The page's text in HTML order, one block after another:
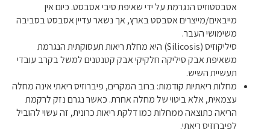
אסבסטוזיס הנגרמת על ידי שאיפת סיבי אסבסט. כיום אין
מייבאים/מייצרים אסבסט בארץ, אך נשאר עדיין אסבסט בסביבה
משימושי העבר.
סיליקוזיס (Silicosis) היא מחלת ריאות תעסוקתית הנגרמת
משאיפת אבק סיליקה חלקיקי אבק קטנטנים למשל בקרב עובדי
תעשיית השיש.
מחלות ריאתיות קודמות: ברוב המקרים, פיברוזיס ריאתי אינה מחלה
עצמאית, אלא ביטוי של מחלה אחרת. כאשר נגרם נזק לרקמת
הריאה כתוצאה ממחלות כמו דלקת ריאות כרונית, זה עשוי להוביל
לפיברוזיס ריאתי.